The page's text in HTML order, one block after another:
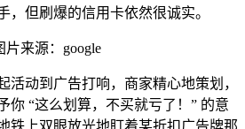
，但刷爆的信用卡依然很诚实。
片来源：google
活动到广告打响，商家精心地策划，
你 “这么划算，不买就亏了！” 的意
铁上双眼放光地盯着某折扣广告牌那